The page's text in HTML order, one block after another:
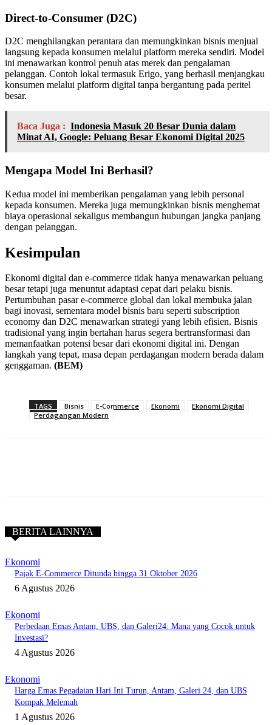
Direct-to-Consumer (D2C)
D2C menghilangkan perantara dan memungkinkan bisnis menjual
langsung kepada konsumen melalui platform mereka sendiri. Model
ini menawarkan kontrol penuh atas merek dan pengalaman
pelanggan. Contoh lokal termasuk Erigo, yang berhasil menjangkau
konsumen melalui platform digital tanpa bergantung pada peritel
besar.
Baca Juga : Indonesia Masuk 20 Besar Dunia dalam
Minat AI, Google: Peluang Besar Ekonomi Digital 2025
Mengapa Model Ini Berhasil?
Kedua model ini memberikan pengalaman yang lebih personal
kepada konsumen. Mereka juga memungkinkan bisnis menghemat
biaya operasional sekaligus membangun hubungan jangka panjang
dengan pelanggan.
Kesimpulan
Ekonomi digital dan e-commerce tidak hanya menawarkan peluang
besar tetapi juga menuntut adaptasi cepat dari pelaku bisnis.
Pertumbuhan pasar e-commerce global dan lokal membuka jalan
bagi inovasi, sementara model bisnis baru seperti subscription
economy dan D2C menawarkan strategi yang lebih efisien. Bisnis
tradisional yang ingin bertahan harus segera bertransformasi dan
memanfaatkan potensi besar dari ekonomi digital ini. Dengan
langkah yang tepat, masa depan perdagangan modern berada dalam
genggaman. (BEM)
TAGS Bisnis E-Commerce Ekonomi
Ekonomi Digital
Perdagangan Modern
BERITA LAINNYA
Ekonomi
Pajak E-Commerce Ditunda hingga 31 Oktober 2026
6 Agustus 2026
Ekonomi
Perbedaan Emas Antam, UBS, dan Galeri24: Mana yang Cocok untuk
Investasi?
4 Agustus 2026
Ekonomi
Harga Emas Pegadaian Hari Ini Turun, Antam, Galeri 24, dan UBS
Kompak Melemah
1 Agustus 2026